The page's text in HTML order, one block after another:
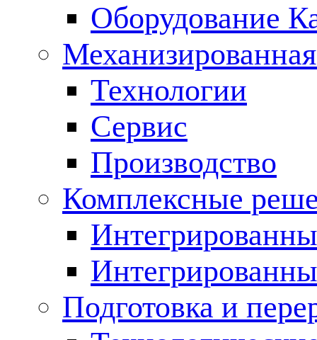
Оборудование
Технологии
Сервис
Производство
Комплексные
Подготовка и